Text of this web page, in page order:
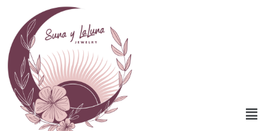
Inhalt
springen